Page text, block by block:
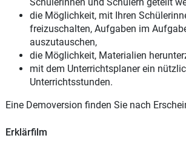
die Möglichkeit, mit Ihren
freizuschalten, Aufgaben im
auszutauschen,
die Möglichkeit, Materialien
mit dem Unterrichtsplaner ein
Unterrichtsstunden.
Eine Demoversion finden Sie nach
Erklärfilm